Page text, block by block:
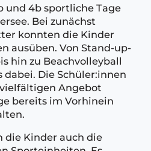
und 4b sportliche Tage
Bei zunächst
konnten die Kinder
ausüben. Von Stand-up-
hin zu Beachvolleyball
Die Schüler:innen
Angebot
bereits im Vorhinein
die Kinder auch die